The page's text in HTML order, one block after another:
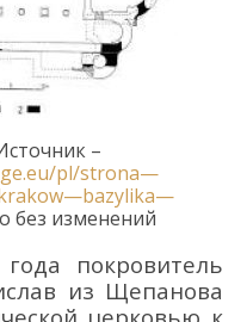
–
.eu/pl/strona—
—bazylika—
без изменений
покровитель
из Щепанова